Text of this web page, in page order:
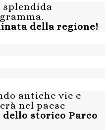
splendida
della regione!
antiche vie e
nel paese
storico Parco